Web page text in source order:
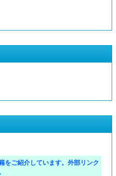
をご紹介しています。外部リンク